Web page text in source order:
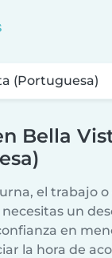
Bella
el trabajo
un
en
la hora de